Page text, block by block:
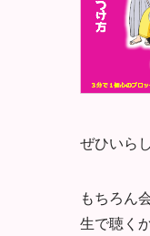
ぜひいら
もちろん
生で聴く